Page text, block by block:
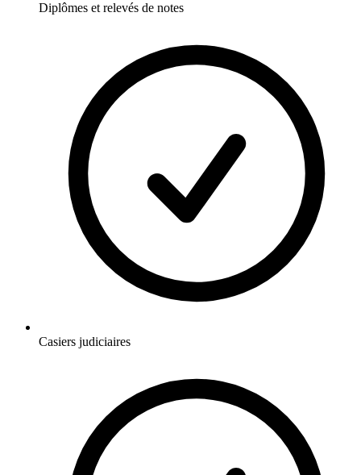
Diplômes et relevés de notes
Casiers judiciaires